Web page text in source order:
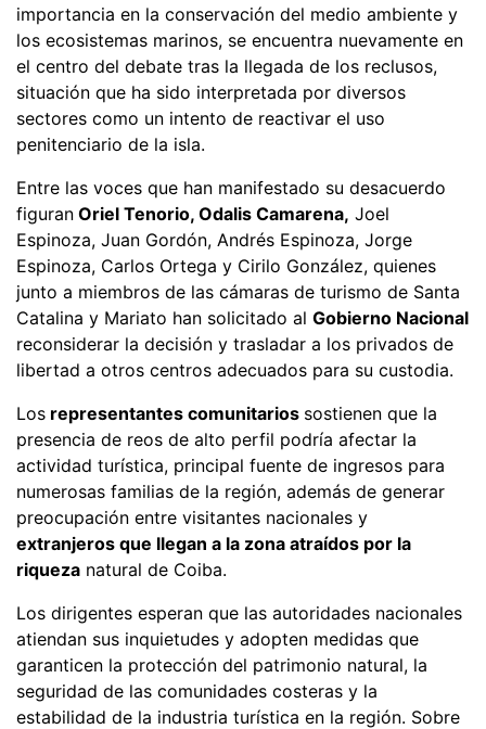
importancia en la conservación del medio ambiente y
los ecosistemas marinos, se encuentra nuevamente en
el centro del debate tras la llegada de los reclusos,
situación que ha sido interpretada por diversos
sectores como un intento de reactivar el uso
penitenciario de la isla.
Entre las voces que han manifestado su desacuerdo
figuran Oriel Tenorio, Odalis Camarena, Joel
Espinoza, Juan Gordón, Andrés Espinoza, Jorge
Espinoza, Carlos Ortega y Cirilo González, quienes
junto a miembros de las cámaras de turismo de Santa
Catalina y Mariato han solicitado al Gobierno Nacional
reconsiderar la decisión y trasladar a los privados de
libertad a otros centros adecuados para su custodia.
Los representantes comunitarios sostienen que la
presencia de reos de alto perfil podría afectar la
actividad turística, principal fuente de ingresos para
numerosas familias de la región, además de generar
preocupación entre visitantes nacionales y
extranjeros que llegan a la zona atraídos por la
riqueza natural de Coiba.
Los dirigentes esperan que las autoridades nacionales
atiendan sus inquietudes y adopten medidas que
garanticen la protección del patrimonio natural, la
seguridad de las comunidades costeras y la
estabilidad de la industria turística en la región. Sobre